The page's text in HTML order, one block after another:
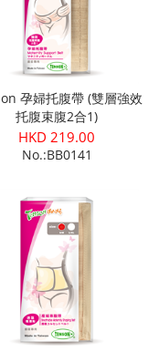
孕婦托腹帶 (雙層強效
托腹束腹2合1)
HKD 219.00
No.:BB0141